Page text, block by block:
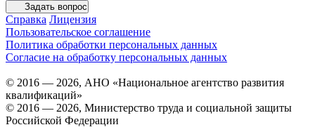
Задать вопрос
Справка Лицензия
Пользовательское соглашение
Политика обработки персональных данных
Согласие на обработку персональных данных
© 2016 — 2026, АНО «Национальное агентство развития
квалификаций»
© 2016 — 2026, Министерство труда и социальной защиты
Российской Федерации